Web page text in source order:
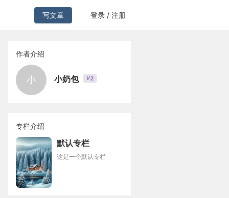
写文章 登录 / 注册
作者介绍
小 小奶包 V2
专栏介绍
默认专栏
这是一个默认专栏